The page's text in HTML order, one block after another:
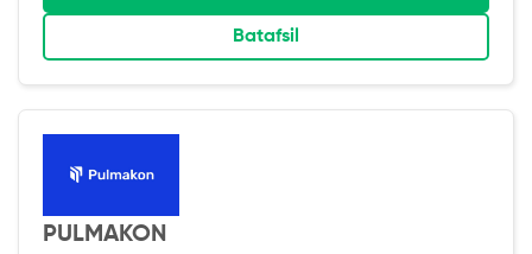
Batafsil
PULMAKON